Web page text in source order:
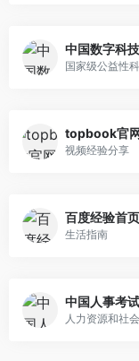
中国数字科
国家级公益性
topbook官
视频经验分享
百度经验首页
生活指南
中国人事考
人力资源和社